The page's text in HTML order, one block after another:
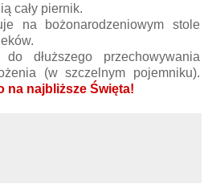
cały piernik.
na bożonarodzeniowym stole
dłuższego przechowywania
(w szczelnym pojemniku).
na najbliższe Święta!